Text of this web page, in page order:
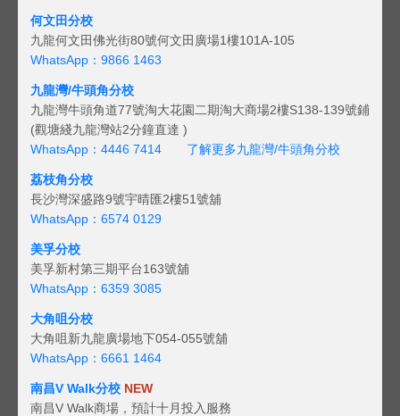
何文田分校
九龍何文田佛光街80號何文田廣場1樓101A-105
WhatsApp：9866 1463
九龍灣/牛頭角分校
九龍灣牛頭角道77號淘大花園二期淘大商場2樓S138-139號鋪
(觀塘綫九龍灣站2分鐘直達 )
WhatsApp：4446 7414
了解更多九龍灣/牛頭角分校
荔枝角分校
長沙灣深盛路9號宇晴匯2樓51號舖
WhatsApp：6574 0129
美孚分校
美孚新村第三期平台163號舖
WhatsApp：6359 3085
大角咀分校
大角咀新九龍廣場地下054-055號舖
WhatsApp：6661 1464
南昌V Walk分校 NEW
南昌V Walk商場，預計十月投入服務